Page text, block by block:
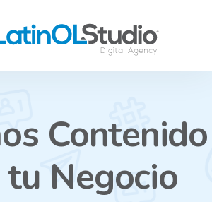
Contenido
Negocio